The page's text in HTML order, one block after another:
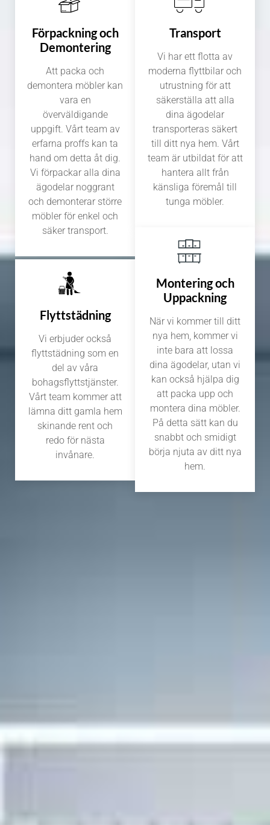
Förpackning och
Demontering
Att packa och
demontera möbler kan
vara en
överväldigande
uppgift. Vårt team av
erfarna proffs kan ta
hand om detta åt dig.
Vi förpackar alla dina
ägodelar noggrant
och demonterar större
möbler för enkel och
säker transport.
Flyttstädning
Vi erbjuder också
flyttstädning som en
del av våra
bohagsflyttstjänster.
Vårt team kommer att
lämna ditt gamla hem
skinande rent och
redo för nästa
invånare.
Transport
Vi har ett flotta av
moderna flyttbilar och
utrustning för att
säkerställa att alla
dina ägodelar
transporteras säkert
till ditt nya hem. Vårt
team är utbildat för att
hantera allt från
känsliga föremål till
tunga möbler.
Montering och
Uppackning
När vi kommer till ditt
nya hem, kommer vi
inte bara att lossa
dina ägodelar, utan vi
kan också hjälpa dig
att packa upp och
montera dina möbler.
På detta sätt kan du
snabbt och smidigt
börja njuta av ditt nya
hem.